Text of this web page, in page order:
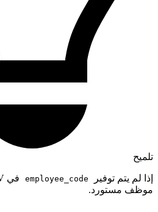
لم يتم توفير employee_code
مستورد.